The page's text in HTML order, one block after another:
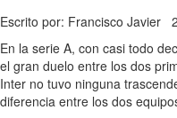
Escrito por: Francisco Javier
En la serie A, con casi todo
el gran duelo entre los dos
Inter no tuvo ninguna
diferencia entre los dos